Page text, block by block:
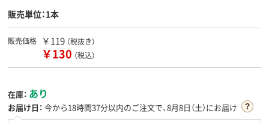
販売単位：1本
販売価格 ￥119 （税抜き）
￥130 （税込）
在庫： あり
お届け日： 今から18時間37分以内のご注文で、8月8日（土）にお届け